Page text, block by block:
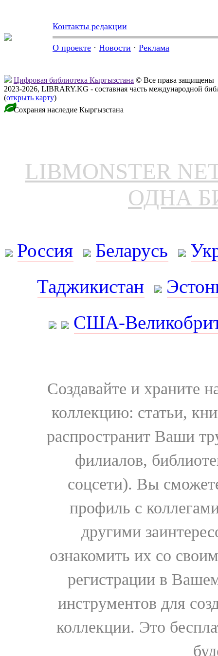
Контакты редакции
О проекте · Новости · Реклама
Цифровая библиотека Кыргызстана © Все права защищены
2023-2026, LIBRARY.KG - составная часть международной
(открыть карту)
Сохраняя наследие Кыргызстана
LIBMONSTER
ОДНА
Россия Беларусь
Таджикистан
США-
Создавайте и храните
коллекцию: статьи,
распространит Ваши
филиалов,
соцсети). Вы
профиль с
другими
ознакомить их со
регистрации в
инструментов для
коллекции. Это